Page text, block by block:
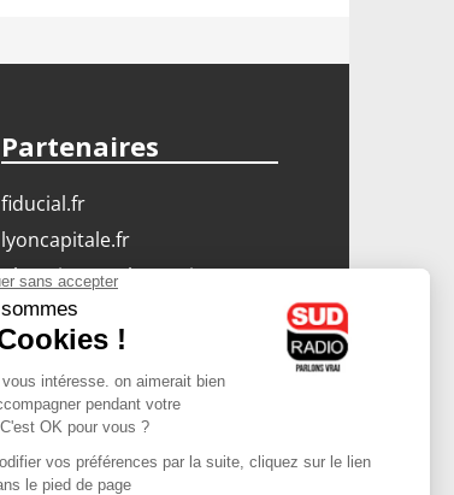
Partenaires
fiducial.fr
lyoncapitale.fr
olympique-et-lyonnais.com
L'application Iphone
/ Android
Téléchargez l'application